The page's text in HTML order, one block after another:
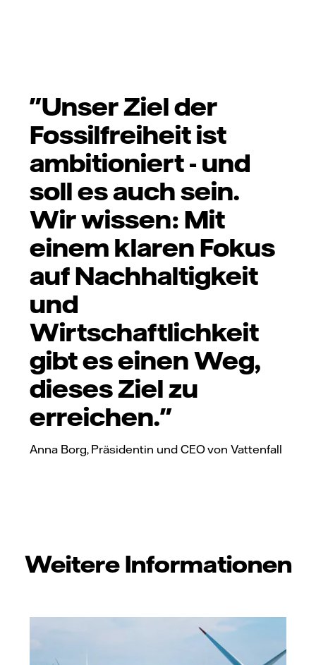
"Unser Ziel der
Fossilfreiheit ist
ambitioniert - und
soll es auch sein.
Wir wissen: Mit
einem klaren Fokus
auf Nachhaltigkeit
und
Wirtschaftlichkeit
gibt es einen Weg,
dieses Ziel zu
erreichen."
Anna Borg, Präsidentin und CEO von Vattenfall
Weitere Informationen